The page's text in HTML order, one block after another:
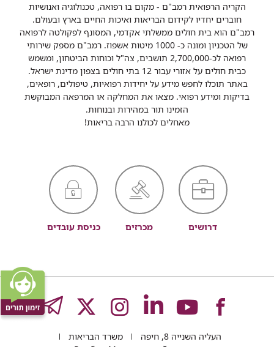
הקריה הרפואית רמב"ם - מקום בו רפואה, טכנולוגיה ואנושיות
חוברים יחדיו לקידום הבריאות ואיכות החיים בארץ ובעולם.
רמב"ם הוא בית חולים ממשלתי אקדמי, המסונף לפקולטה לרפואה
של הטכניון ומונה כ- 1000 מיטות אשפוז. רמב"ם מספק שירותי
רפואה לכ-2,700,000 תושבים, צה"ל וכוחות הביטחון, ומשמש
כבית חולים על אזורי עבור 12 בתי חולים בצפון מדינת ישראל.
באתר תוכלו לחפש מידע על יחידות רפואיות, טיפולים, רופאים,
בדיקות ומידע רפואי. מצאו את המחלקה או המרפאה המבוקשת
הזמינו תור במהירות ובנוחות.
מאחלים לכולנו הרבה בריאות!
דרושים מכרזים כניסת עובדים
לעמוד
לעמוד
לעמוד
לעמוד
לעמוד
העליה השנייה 8, חיפה
משרד הבריאות